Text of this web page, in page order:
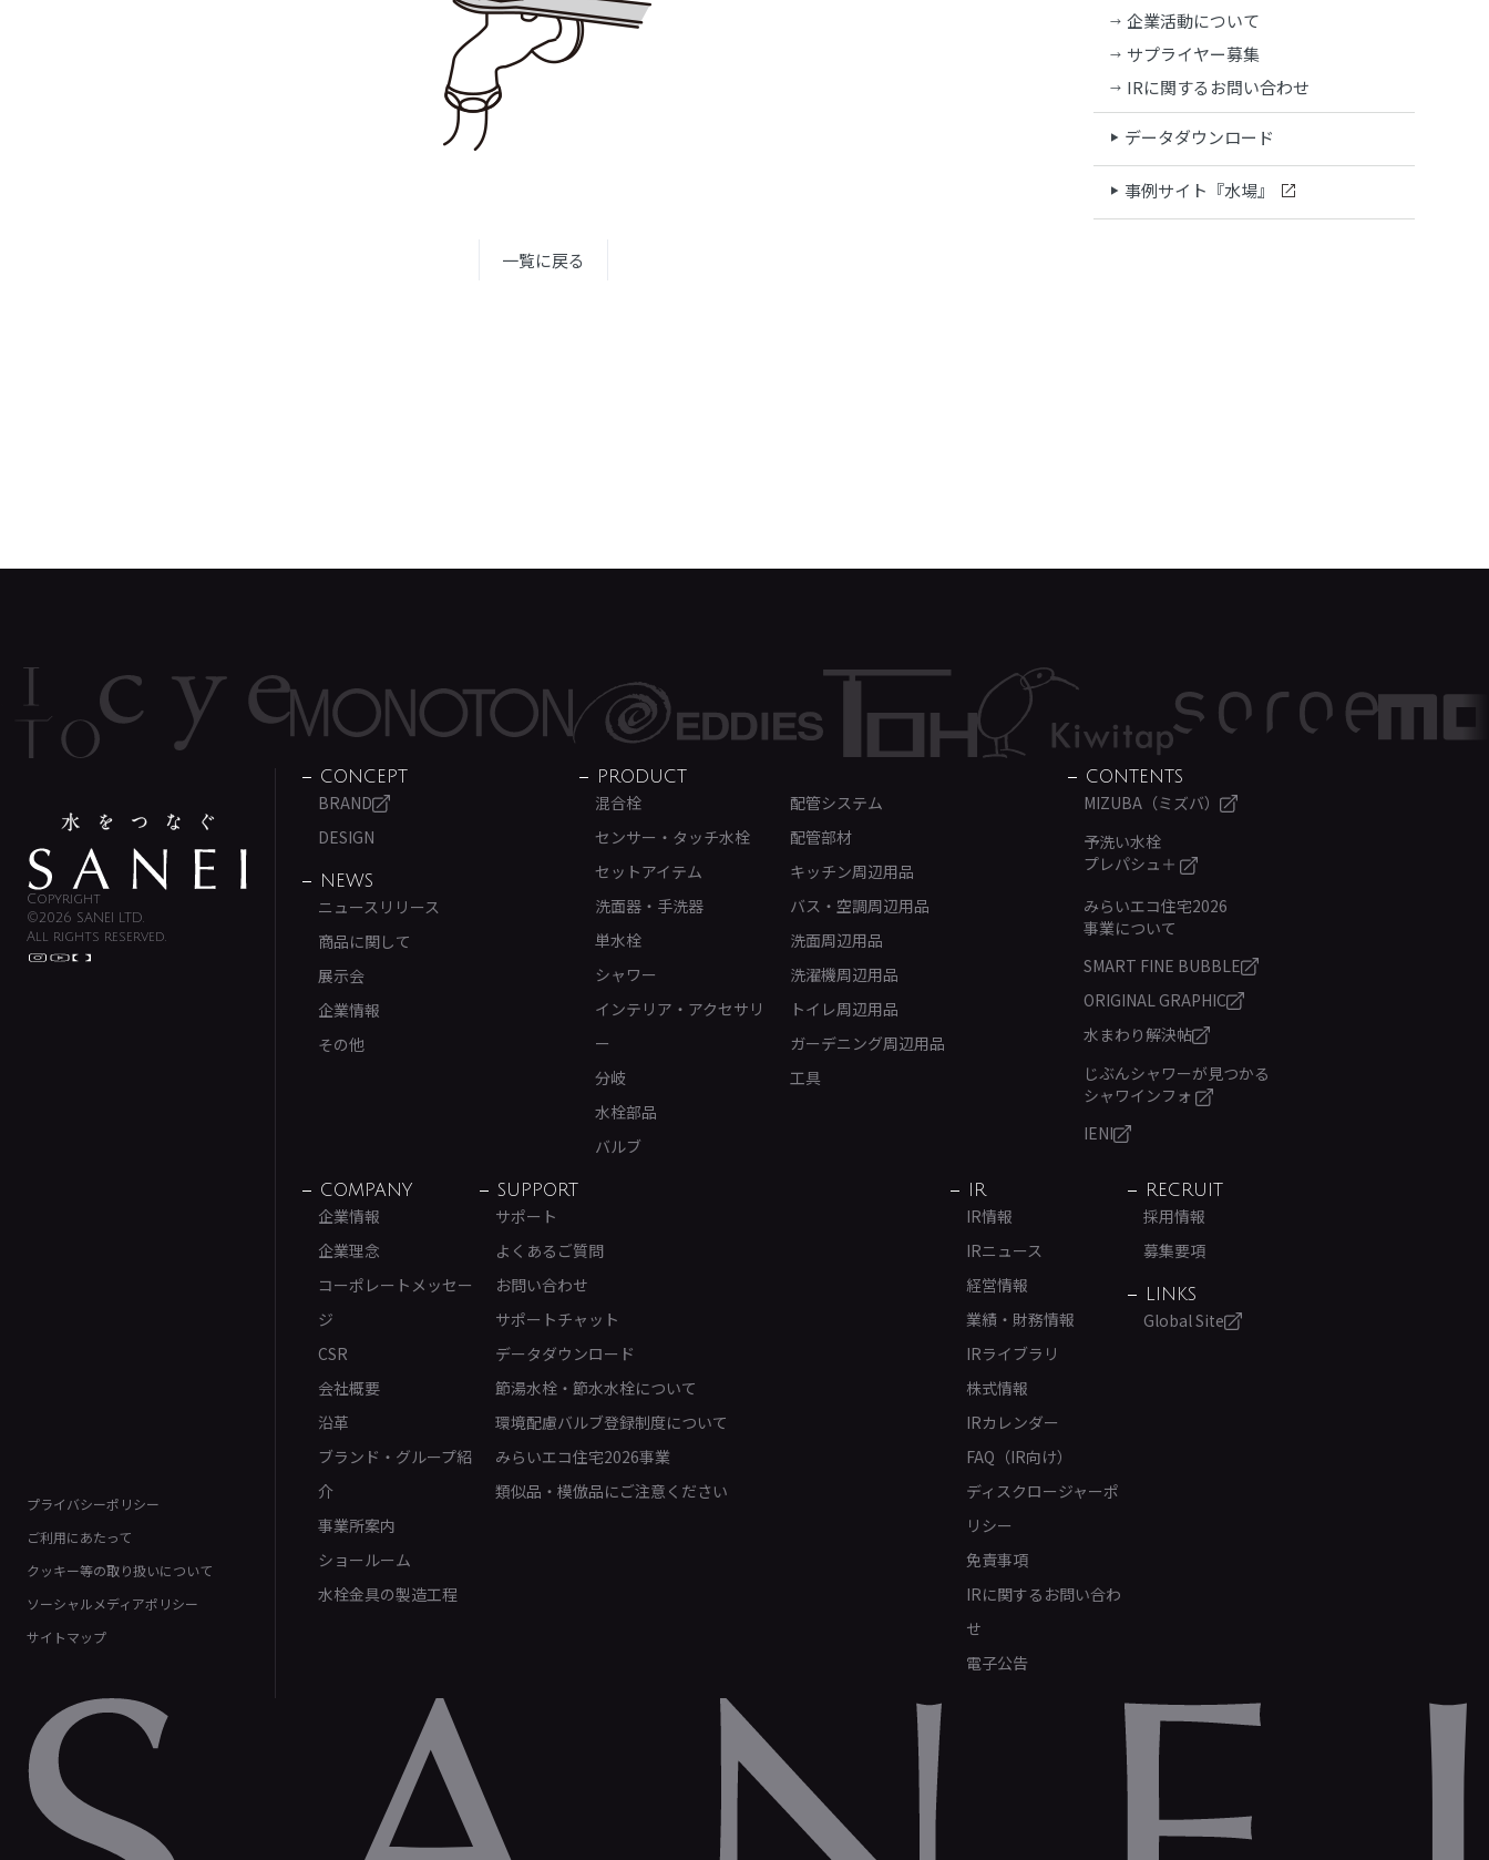
一覧に戻る
企業活動について
サプライヤー募集
IRに関するお問い合わせ
データダウンロード
事例サイト『水場』
Copyright
©2026 SANEI LTD.
All rights reserved.
プライバシーポリシー
ご利用にあたって
クッキー等の取り扱いについて
ソーシャルメディアポリシー
サイトマップ
CONCEPT
BRAND
DESIGN
NEWS
ニュースリリース
商品に関して
展示会
企業情報
その他
PRODUCT
混合栓
センサー・タッチ水栓
セットアイテム
洗面器・手洗器
単水栓
シャワー
インテリア・アクセサリ
ー
分岐
水栓部品
バルブ
配管システム
配管部材
キッチン周辺用品
バス・空調周辺用品
洗面周辺用品
洗濯機周辺用品
トイレ周辺用品
ガーデニング周辺用品
工具
CONTENTS
MIZUBA（ミズバ）
予洗い水栓
プレパシュ＋
みらいエコ住宅2026
事業について
SMART FINE BUBBLE
ORIGINAL GRAPHIC
水まわり解決帖
じぶんシャワーが見つかる
シャワインフォ
IENI
COMPANY
企業情報
企業理念
コーポレートメッセー
ジ
CSR
会社概要
沿革
ブランド・グループ紹
介
事業所案内
ショールーム
水栓金具の製造工程
SUPPORT
サポート
よくあるご質問
お問い合わせ
サポートチャット
データダウンロード
節湯水栓・節水水栓について
環境配慮バルブ登録制度について
みらいエコ住宅2026事業
類似品・模倣品にご注意ください
IR
IR情報
IRニュース
経営情報
業績・財務情報
IRライブラリ
株式情報
IRカレンダー
FAQ（IR向け）
ディスクロージャーポ
リシー
免責事項
IRに関するお問い合わ
せ
電子公告
RECRUIT
採用情報
募集要項
LINKS
Global Site